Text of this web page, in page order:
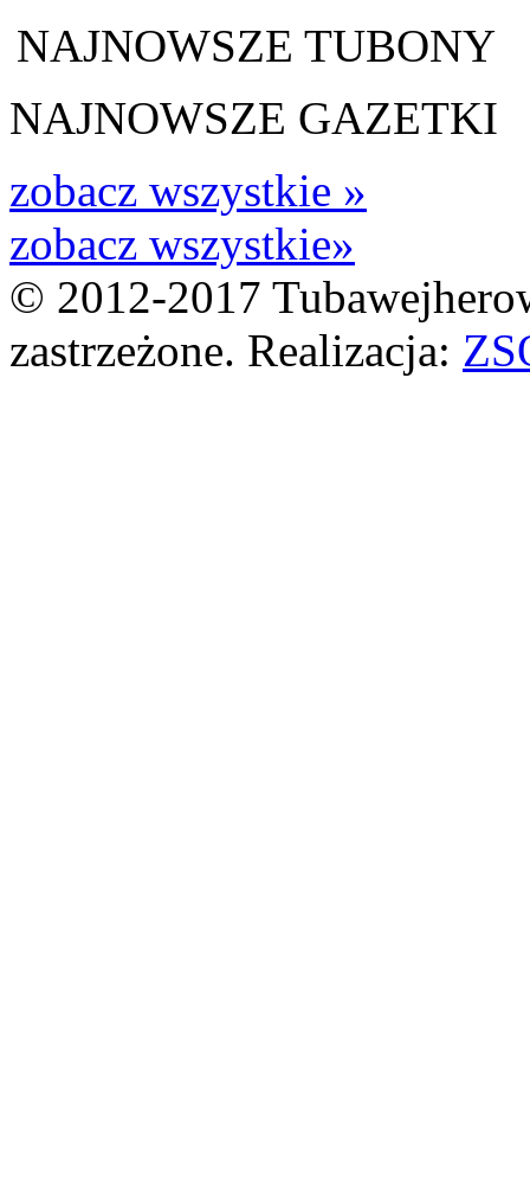
NAJNOWSZE TUBONY
NAJNOWSZE GAZETKI
zobacz wszystkie »
zobacz wszystkie»
© 2012-2017
zastrzeżone. Realizacja: